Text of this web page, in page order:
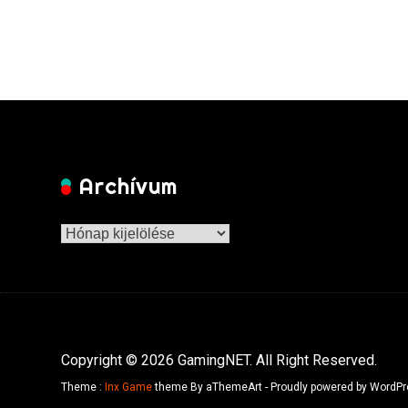
Archívum
Archívum
Copyright © 2026 GamingNET. All Right Reserved.
Theme : Inx Gametheme By aThemeArt - Proudly powered by